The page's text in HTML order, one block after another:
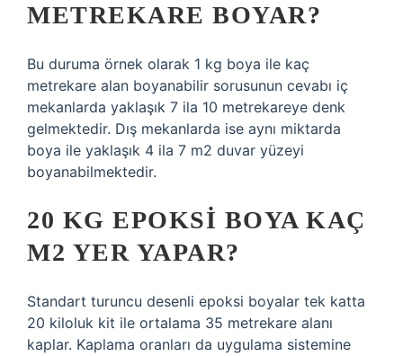
METREKARE BOYAR?
Bu duruma örnek olarak 1 kg boya ile kaç
metrekare alan boyanabilir sorusunun cevabı iç
mekanlarda yaklaşık 7 ila 10 metrekareye denk
gelmektedir. Dış mekanlarda ise aynı miktarda
boya ile yaklaşık 4 ila 7 m2 duvar yüzeyi
boyanabilmektedir.
20 KG EPOKSI BOYA KAÇ
M2 YER YAPAR?
Standart turuncu desenli epoksi boyalar tek katta
20 kiloluk kit ile ortalama 35 metrekare alanı
kaplar. Kaplama oranları da uygulama sistemine